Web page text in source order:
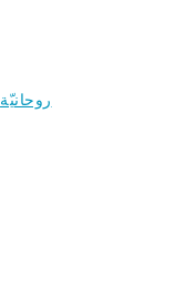
روحانيّة